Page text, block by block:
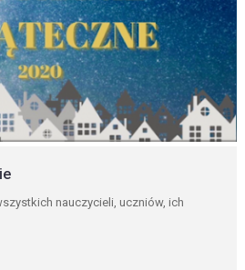
nauczycieli, uczniów, ich